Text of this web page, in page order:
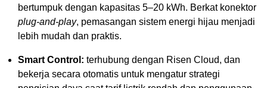
bertumpuk dengan kapasitas 5–20 kWh. Berkat konektor
plug-and-play, pemasangan sistem energi hijau menjadi
lebih mudah dan praktis.
Smart Control: terhubung dengan Risen Cloud, dan
bekerja secara otomatis untuk mengatur strategi